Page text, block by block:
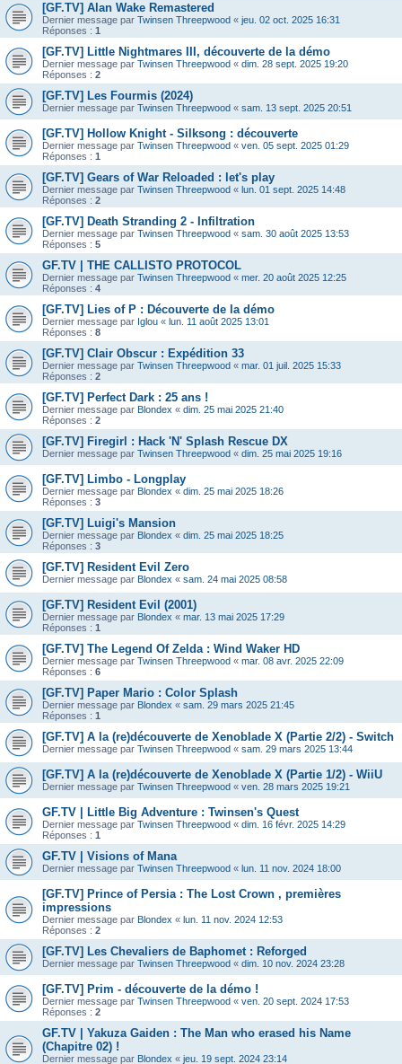
[GF.TV] Alan Wake Remastered
Dernier message par Twinsen Threepwood « jeu. 02 oct. 2025 16:31
Réponses : 1
[GF.TV] Little Nightmares III, découverte de la démo
Dernier message par Twinsen Threepwood « dim. 28 sept. 2025 19:20
Réponses : 2
[GF.TV] Les Fourmis (2024)
Dernier message par Twinsen Threepwood « sam. 13 sept. 2025 20:51
[GF.TV] Hollow Knight - Silksong : découverte
Dernier message par Twinsen Threepwood « ven. 05 sept. 2025 01:29
Réponses : 1
[GF.TV] Gears of War Reloaded : let's play
Dernier message par Twinsen Threepwood « lun. 01 sept. 2025 14:48
Réponses : 2
[GF.TV] Death Stranding 2 - Infiltration
Dernier message par Twinsen Threepwood « sam. 30 août 2025 13:53
Réponses : 5
GF.TV | THE CALLISTO PROTOCOL
Dernier message par Twinsen Threepwood « mer. 20 août 2025 12:25
Réponses : 4
[GF.TV] Lies of P : Découverte de la démo
Dernier message par Iglou « lun. 11 août 2025 13:01
Réponses : 8
[GF.TV] Clair Obscur : Expédition 33
Dernier message par Twinsen Threepwood « mar. 01 juil. 2025 15:33
Réponses : 2
[GF.TV] Perfect Dark : 25 ans !
Dernier message par Blondex « dim. 25 mai 2025 21:40
Réponses : 2
[GF.TV] Firegirl : Hack 'N' Splash Rescue DX
Dernier message par Twinsen Threepwood « dim. 25 mai 2025 19:16
[GF.TV] Limbo - Longplay
Dernier message par Blondex « dim. 25 mai 2025 18:26
Réponses : 3
[GF.TV] Luigi's Mansion
Dernier message par Blondex « dim. 25 mai 2025 18:25
Réponses : 3
[GF.TV] Resident Evil Zero
Dernier message par Blondex « sam. 24 mai 2025 08:58
[GF.TV] Resident Evil (2001)
Dernier message par Blondex « mar. 13 mai 2025 17:29
Réponses : 1
[GF.TV] The Legend Of Zelda : Wind Waker HD
Dernier message par Twinsen Threepwood « mar. 08 avr. 2025 22:09
Réponses : 6
[GF.TV] Paper Mario : Color Splash
Dernier message par Blondex « sam. 29 mars 2025 21:45
Réponses : 1
[GF.TV] A la (re)découverte de Xenoblade X (Partie 2/2) - Switch
Dernier message par Twinsen Threepwood « sam. 29 mars 2025 13:44
[GF.TV] A la (re)découverte de Xenoblade X (Partie 1/2) - WiiU
Dernier message par Twinsen Threepwood « ven. 28 mars 2025 19:21
GF.TV | Little Big Adventure : Twinsen's Quest
Dernier message par Twinsen Threepwood « dim. 16 févr. 2025 14:29
Réponses : 1
GF.TV | Visions of Mana
Dernier message par Twinsen Threepwood « lun. 11 nov. 2024 18:00
[GF.TV] Prince of Persia : The Lost Crown , premières
impressions
Dernier message par Blondex « lun. 11 nov. 2024 12:53
Réponses : 2
[GF.TV] Les Chevaliers de Baphomet : Reforged
Dernier message par Twinsen Threepwood « dim. 10 nov. 2024 23:28
[GF.TV] Prim - découverte de la démo !
Dernier message par Twinsen Threepwood « ven. 20 sept. 2024 17:53
Réponses : 2
GF.TV | Yakuza Gaiden : The Man who erased his Name
(Chapitre 02) !
Dernier message par Blondex « jeu. 19 sept. 2024 23:14